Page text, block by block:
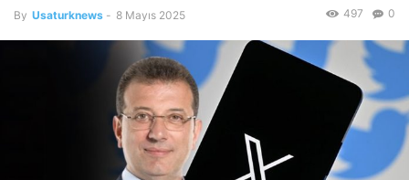
By Usaturknews - 8 Mayıs 2025 0
497